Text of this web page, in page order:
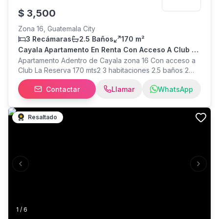
$ 3,500
Zona 16, Guatemala City
3 Recámaras
2.5 Baños
170 m²
Cayala Apartamento En Renta Con Acceso A Club La
Reserva
Apartamento Adentro de Cayala zona 16 Con acceso a
Club La Reserva 170 mts2 3 habitaciones 2.5 baños 2
Parqueos individuales Área para salita familiar o Estudio
Área de lavandería con pila Baño de servicio Nivel bajo
$3500 ya con mantenimiento incluido Piscina Gimnasio
Salón social Canchas de tenis Juegos infantiles Área de
BBQ Cancha de futbol Y otros
Contactar Llamar WhatsApp
1 / 6
Previous slide Next
Resaltado